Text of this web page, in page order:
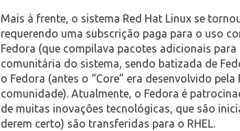
Mais à frente, o sistema Red Hat Linux se
requerendo uma subscrição paga para o uso
Fedora (que compilava pacotes adicionais
comunitária do sistema, sendo batizada de
o Fedora (antes o “Core” era desenvolvido pela
comunidade). Atualmente, o Fedora é
de muitas inovações tecnológicas, que são
derem certo) são transferidas para o RHEL.